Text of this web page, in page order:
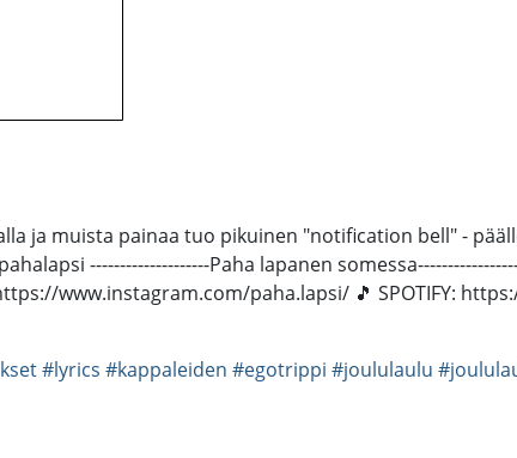
ja muista painaa tuo pikuinen "notification bell" -
--------------------Paha lapanen
www.instagram.com/paha.lapsi/ 🎵 SPOTIFY:
#lyrics #kappaleiden #egotrippi #joululaulu